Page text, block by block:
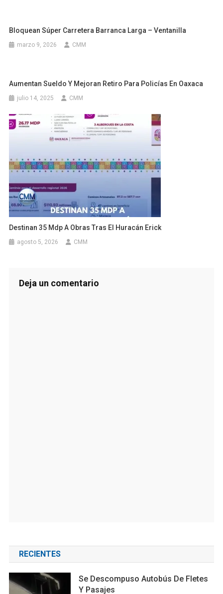
Bloquean Súper Carretera Barranca Larga – Ventanilla
marzo 9, 2026 CMM
Aumentan Sueldo Y Mejoran Retiro Para Policías En Oaxaca
julio 14, 2025 CMM
Destinan 35 Mdp A Obras Tras El Huracán Erick
agosto 5, 2026 CMM
Deja un comentario
RECIENTES
Se Descompuso Autobús De Fletes
Y Pasajes